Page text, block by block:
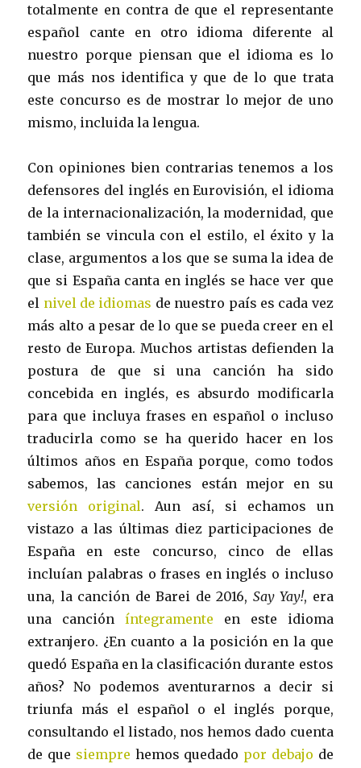
totalmente en contra de que el representante
español cante en otro idioma diferente al
nuestro porque piensan que el idioma es lo
que más nos identifica y que de lo que trata
este concurso es de mostrar lo mejor de uno
mismo, incluida la lengua.
Con opiniones bien contrarias tenemos a los
defensores del inglés en Eurovisión, el idioma
de la internacionalización, la modernidad, que
también se vincula con el estilo, el éxito y la
clase, argumentos a los que se suma la idea de
que si España canta en inglés se hace ver que
el nivel de idiomas de nuestro país es cada vez
más alto a pesar de lo que se pueda creer en el
resto de Europa. Muchos artistas defienden la
postura de que si una canción ha sido
concebida en inglés, es absurdo modificarla
para que incluya frases en español o incluso
traducirla como se ha querido hacer en los
últimos años en España porque, como todos
sabemos, las canciones están mejor en su
versión original. Aun así, si echamos un
vistazo a las últimas diez participaciones de
España en este concurso, cinco de ellas
incluían palabras o frases en inglés o incluso
una, la canción de Barei de 2016, Say Yay!, era
una cancióníntegramente en este idioma
extranjero. ¿En cuanto a la posición en la que
quedó España en la clasificación durante estos
años? No podemos aventurarnos a decir si
triunfa más el español o el inglés porque,
consultando el listado, nos hemos dado cuenta
de que siempre hemos quedado por debajo de